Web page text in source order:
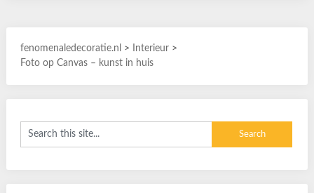
fenomenaledecoratie.nl > Interieur>
Foto op Canvas – kunst in huis